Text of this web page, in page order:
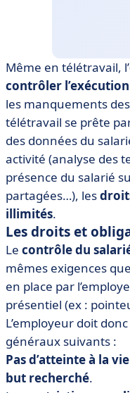
Même en télétravail, l’
contrôler
les manquements
télétravail se prête
des données du
activité (analyse des
présence du salarié
partagées…), les
illimités.
Les droits et
Le contrôle du
mêmes exigences
en place par
présentiel (ex :
L’employeur doit
généraux suivants :
Pas d’atteinte à la
but recherché.